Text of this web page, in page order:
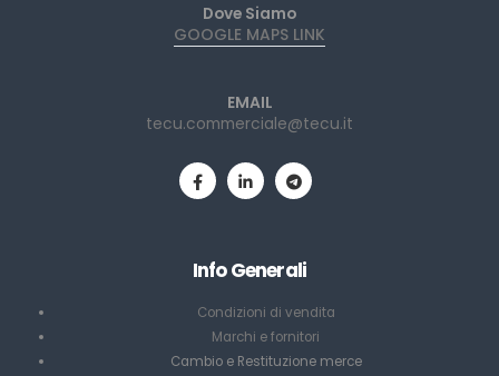
Dove Siamo
GOOGLE MAPS LINK
EMAIL
tecu.commerciale@tecu.it
Info Generali
Condizioni di vendita
Marchi e fornitori
Cambio e Restituzione merce